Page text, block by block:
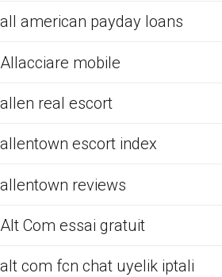
all american payday loans
Allacciare mobile
allen real escort
allentown escort index
allentown reviews
Alt Com essai gratuit
alt com fcn chat uyelik iptali